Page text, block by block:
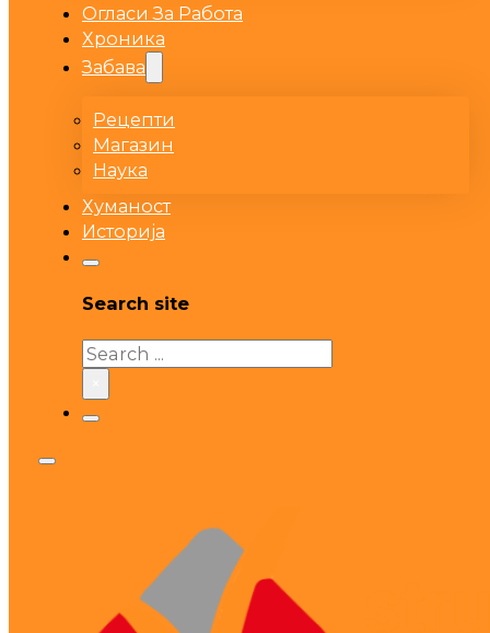
Огласи За Работа
Хроника
Забава
Рецепти
Магазин
Наука
Хуманост
Историја
Search site
Search